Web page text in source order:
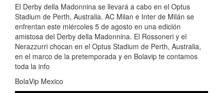
El Derby della Madonnina se llevará a cabo en el Optus
Stadium de Perth, Australia. AC Milan e Inter de Milán se
enfrentan este miércoles 5 de agosto en una edición
amistosa del Derby della Madonnina. El Rossoneri y el
Nerazzurri chocan en el Optus Stadium de Perth, Australia,
en el marco de la pretemporada y en Bolavip te contamos
toda la info
BolaVip Mexico